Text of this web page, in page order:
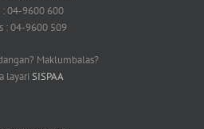
: 04-9600 600
: 04-9600 509
Maklumbalas?
layari SISPAA